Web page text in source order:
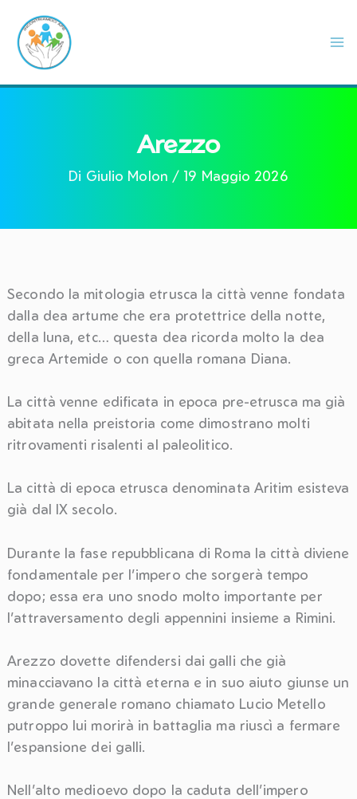
contenuto
Arezzo
Di Giulio Molon / 19 Maggio 2026
Secondo la mitologia etrusca la città venne fondata
dalla dea artume che era protettrice della notte,
della luna, etc… questa dea ricorda molto la dea
greca Artemide o con quella romana Diana.
La città venne edificata in epoca pre-etrusca ma già
abitata nella preistoria come dimostrano molti
ritrovamenti risalenti al paleolitico.
La città di epoca etrusca denominata Aritim esisteva
già dal IX secolo.
Durante la fase repubblicana di Roma la città diviene
fondamentale per l’impero che sorgerà tempo
dopo; essa era uno snodo molto importante per
l’attraversamento degli appennini insieme a Rimini.
Arezzo dovette difendersi dai galli che già
minacciavano la città eterna e in suo aiuto giunse un
grande generale romano chiamato Lucio Metello
putroppo lui morirà in battaglia ma riuscì a fermare
l’espansione dei galli.
Nell’alto medioevo dopo la caduta dell’impero